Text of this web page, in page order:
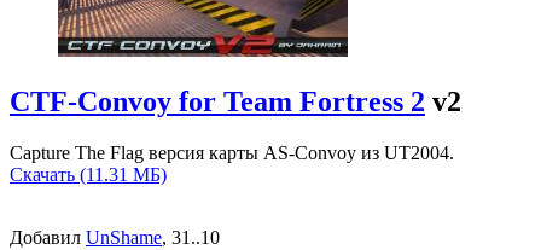
CTF-Convoy for Team Fortress 2 v2
Capture The Flag версия карты AS-Convoy из UT2004.
Скачать (11.31 МБ)
Добавил UnShame, 31..10